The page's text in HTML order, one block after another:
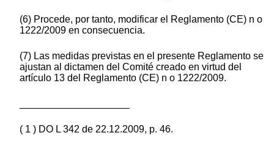
(6) Procede, por tanto, modificar el Reglamento (CE) n o
1222/2009 en consecuencia.
(7) Las medidas previstas en el presente Reglamento se
ajustan al dictamen del Comité creado en virtud del
artículo 13 del Reglamento (CE) n o 1222/2009.
( 1 ) DO L 342 de 22.12.2009, p. 46.